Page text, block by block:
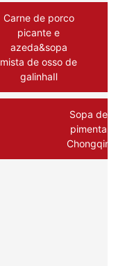
Carne de porco
picante e
azeda&sopa
mista de osso de
galinhaⅡ
Sopa de
pimenta
Chongqin